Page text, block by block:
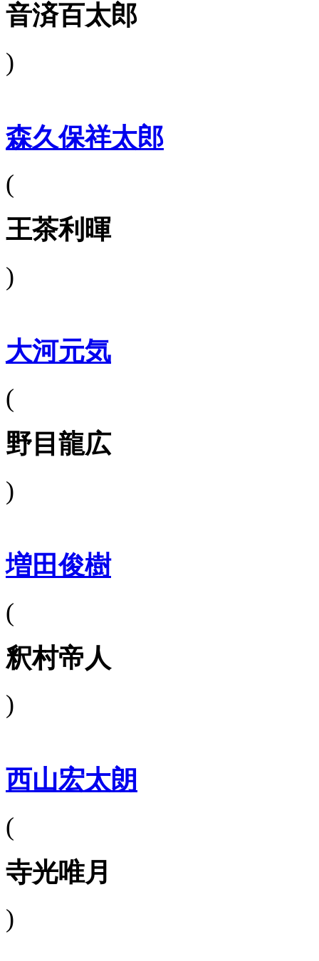
音済百太郎
)
森久保祥太郎
(
王茶利暉
)
大河元気
(
野目龍広
)
増田俊樹
(
釈村帝人
)
西山宏太朗
(
寺光唯月
)